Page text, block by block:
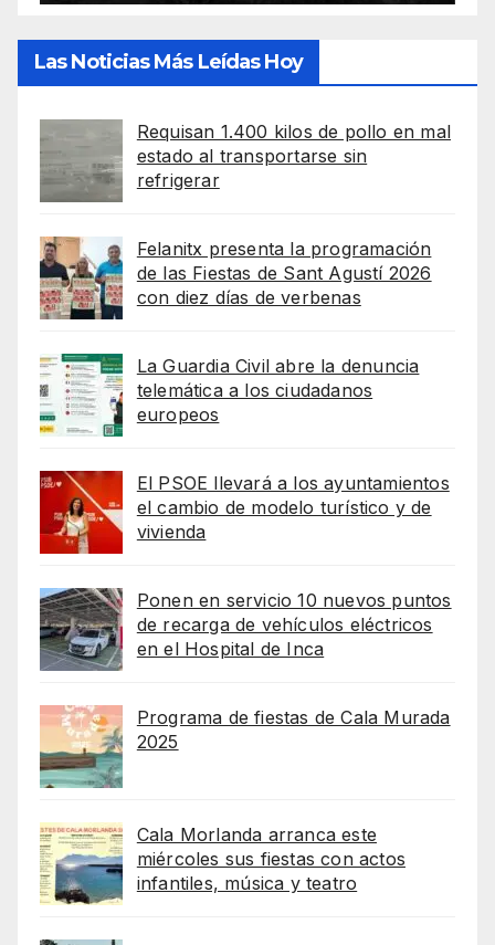
Las Noticias Más Leídas Hoy
Requisan 1.400 kilos de pollo en mal
estado al transportarse sin
refrigerar
Felanitx presenta la programación
de las Fiestas de Sant Agustí 2026
con diez días de verbenas
La Guardia Civil abre la denuncia
telemática a los ciudadanos
europeos
El PSOE llevará a los ayuntamientos
el cambio de modelo turístico y de
vivienda
Ponen en servicio 10 nuevos puntos
de recarga de vehículos eléctricos
en el Hospital de Inca
Programa de fiestas de Cala Murada
2025
Cala Morlanda arranca este
miércoles sus fiestas con actos
infantiles, música y teatro